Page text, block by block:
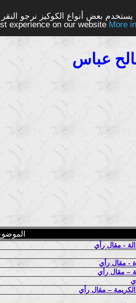
بعض أنواع الكوكيز نرجو
experience on our website
عباس
- مقال رأي
- مقال رأي
– مقال رأي
الكريمة – مقال رأي